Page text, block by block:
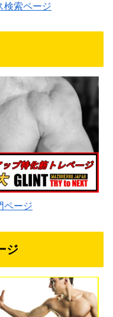
検索ページ
ページ
ジ